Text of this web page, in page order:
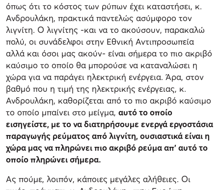
όπως ότι το κόστος των ρύπων έχει καταστήσει, κ.
Ανδρουλάκη, πρακτικά παντελώς ασύμφορο τον
λιγνίτη. Ο λιγνίτης -και να το ακούσουν, παρακαλώ
πολύ, οι συνάδελφοι στην Εθνική Αντιπροσωπεία
αλλά και όσοι μας ακούν- είναι σήμερα το πιο ακριβό
καύσιμο το οποίο θα μπορούσε να καταναλώσει η
χώρα για να παράγει ηλεκτρική ενέργεια. Άρα, στον
βαθμό που η τιμή της ηλεκτρικής ενέργειας, κ.
Ανδρουλάκη, καθορίζεται από το πιο ακριβό καύσιμο
το οποίο μπαίνει στο μείγμα, αυτό το οποίο
εισηγείστε, με το να διατηρήσουμε ενεργά εργοστάσια
παραγωγής ρεύματος από λιγνίτη, ουσιαστικά είναι η
χώρα μας να πληρώνει πιο ακριβό ρεύμα απ’ αυτό το
οποίο πληρώνει σήμερα.
Ας πούμε, λοιπόν, κάποιες μεγάλες αλήθειες. Οι